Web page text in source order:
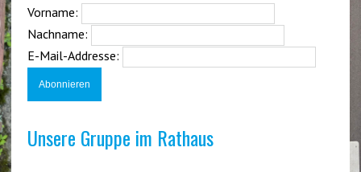
Vorname:
Nachname:
E-Mail-Addresse:
Unsere Gruppe im Rathaus